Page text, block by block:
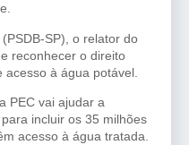
SP), o relator do
reconhecer o direito
à água potável.
PEC vai ajudar a
incluir os 35 milhões
acesso à água tratada.